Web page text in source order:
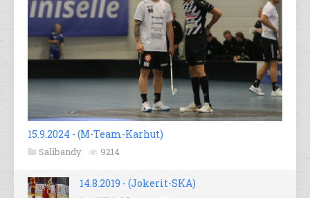
15.9.2024 - (M-Team-Karhut)
Salibandy 9214
14.8.2019 - (Jokerit-SKA)